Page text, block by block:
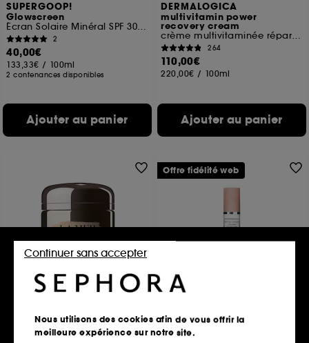
SUPERGOOP!
Glowscreen
Écran Solaire Minéral SPF 30 PA+++
2
40,00€
133,33€ / 100ml
2 contenances disponibles
Ajouter au panier
DERMALOGICA
multivitamin power
recovery cream
crème multivitaminée réparatrice ​
264
110,00€
220,00€ / 100ml
Ajouter au panier
LA MER
Le Masque Lift et Fermeté
345,00€
SISLEY
Double Tenseur Immédiat &
132,75€
Offre fidélité web
Nous utilisons des cookies afin de vous offrir la
meilleure expérience sur notre site.
Continuer sans accepter